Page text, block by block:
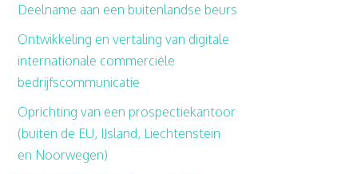
Deelname aan een buitenlandse beurs
Ontwikkeling en vertaling van digitale
internationale commerciële
bedrijfscommunicatie
Oprichting van een prospectiekantoor
(buiten de EU, IJsland, Liechtenstein
en Noorwegen)